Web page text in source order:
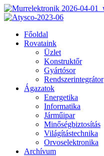
Főoldal
Rovataink
Üzlet
Konstruktőr
Gyártósor
Rendszerintegrátor
Ágazatok
Energetika
Informatika
Járműipar
Minőségbiztosítás
Világítástechnika
Orvoselektronika
Archívum